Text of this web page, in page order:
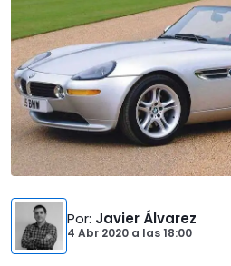
Por: Javier Álvarez
4 Abr 2020 a las18:00